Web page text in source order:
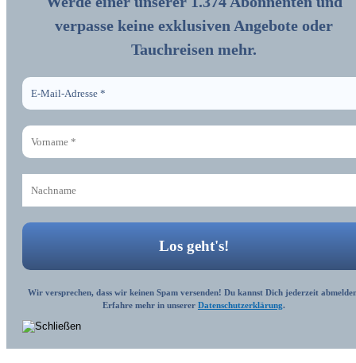
verpasse keine exklusiven Angebote oder
Tauchreisen mehr.
Wir versprechen, dass wir keinen Spam versenden! Du kannst Dich jederzeit
Erfahre mehr in unserer Datenschutzerklärung.